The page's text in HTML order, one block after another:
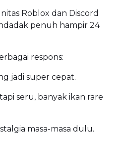
Roblox dan Discord
penuh hampir 24
respons:
jadi super cepat.
seru, banyak ikan rare
masa-masa dulu.